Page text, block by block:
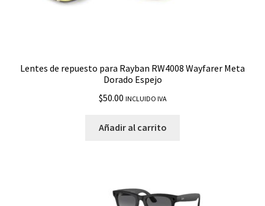
Lentes de repuesto para Rayban RW4008 Wayfarer Meta
Dorado Espejo
$50.00 INCLUIDO IVA
Añadir al carrito